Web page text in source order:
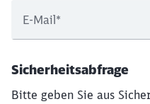
E-Mail*
Sicherheitsabfrage
Bitte geben Sie aus